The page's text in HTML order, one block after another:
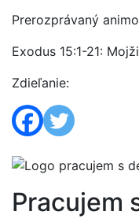
LINK
EMBED
Prerozprávaný
Exodus 15:1-21:
Zdieľanie:
Pracujem